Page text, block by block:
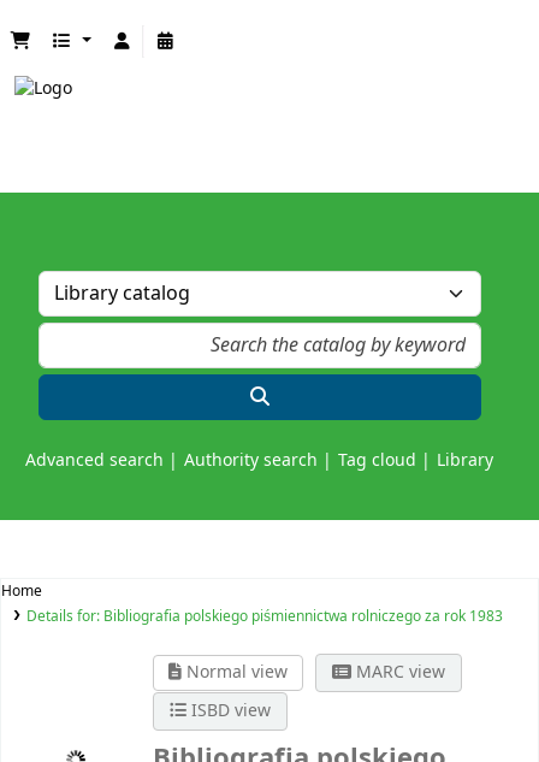
Advanced search Authority search Tag cloud Library
Home
Details for: Bibliografia polskiego piśmiennictwa rolniczego za rok 1983
Normal view
MARC view
ISBD view